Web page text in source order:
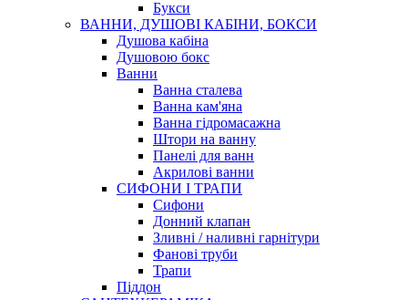
Букси
ВАННИ, ДУШОВІ КАБІНИ, БОКСИ
Душова кабіна
Душовою бокс
Ванни
Ванна сталева
Ванна кам'яна
Ванна гідромасажна
Штори на ванну
Панелі для ванн
Акрилові ванни
СИФОНИ І ТРАПИ
Сифони
Донний клапан
Зливні / наливні гарнітури
Фанові труби
Трапи
Піддон